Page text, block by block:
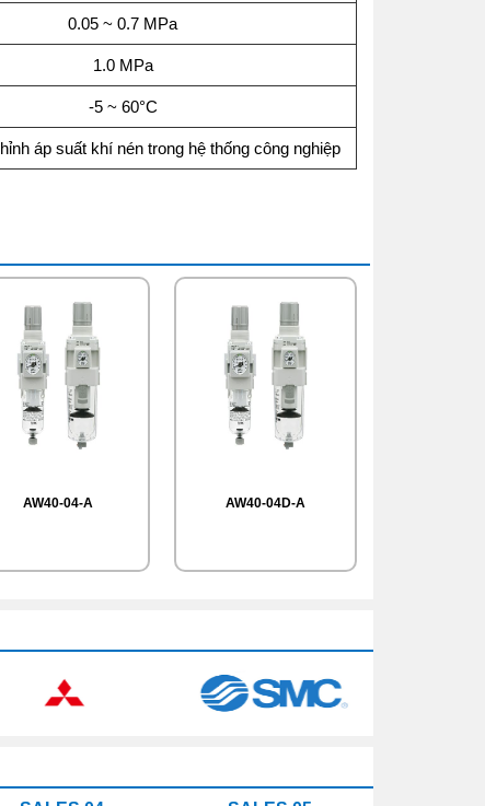
0.05 ~ 0.7 MPa
1.0 MPa
-5 ~ 60°C
áp suất khí nén trong hệ thống công nghiệp
AW40-04-A AW40-04D-A